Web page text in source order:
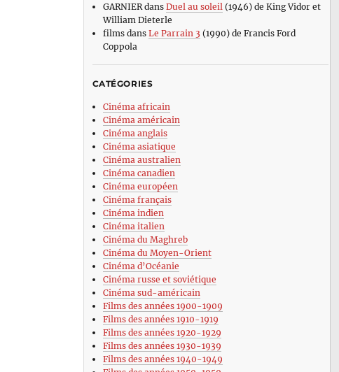
GARNIERdans Duel au soleil (1946) de King Vidor et
William Dieterle
filmsdans Le Parrain 3 (1990) de Francis Ford
Coppola
CATÉGORIES
Cinéma africain
Cinéma américain
Cinéma anglais
Cinéma asiatique
Cinéma australien
Cinéma canadien
Cinéma européen
Cinéma français
Cinéma indien
Cinéma italien
Cinéma du Maghreb
Cinéma du Moyen-Orient
Cinéma d’Océanie
Cinéma russe et soviétique
Cinéma sud-américain
Films des années 1900-1909
Films des années 1910-1919
Films des années 1920-1929
Films des années 1930-1939
Films des années 1940-1949